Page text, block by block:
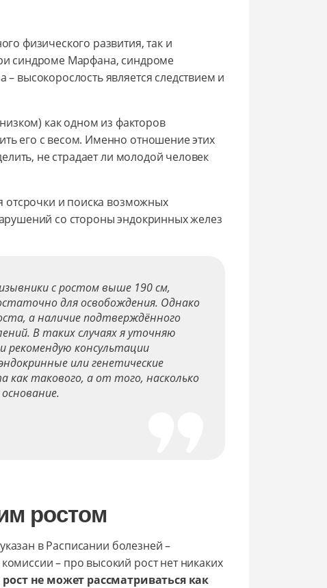
физического развития, так и
синдроме Марфана, синдроме
высокорослость является следствием и
как одном из факторов
его с весом. Именно отношение этих
не страдает ли молодой человек
отсрочки и поиска возможных
со стороны эндокринных желез
с ростом выше 190 см,
для освобождения. Однако
а наличие подтверждённого
В таких случаях я уточняю
рекомендую консультации
или генетические
как такового, а от того, насколько
ростом
в Расписании болезней –
– про высокий рост нет никаких
не может рассматриваться как